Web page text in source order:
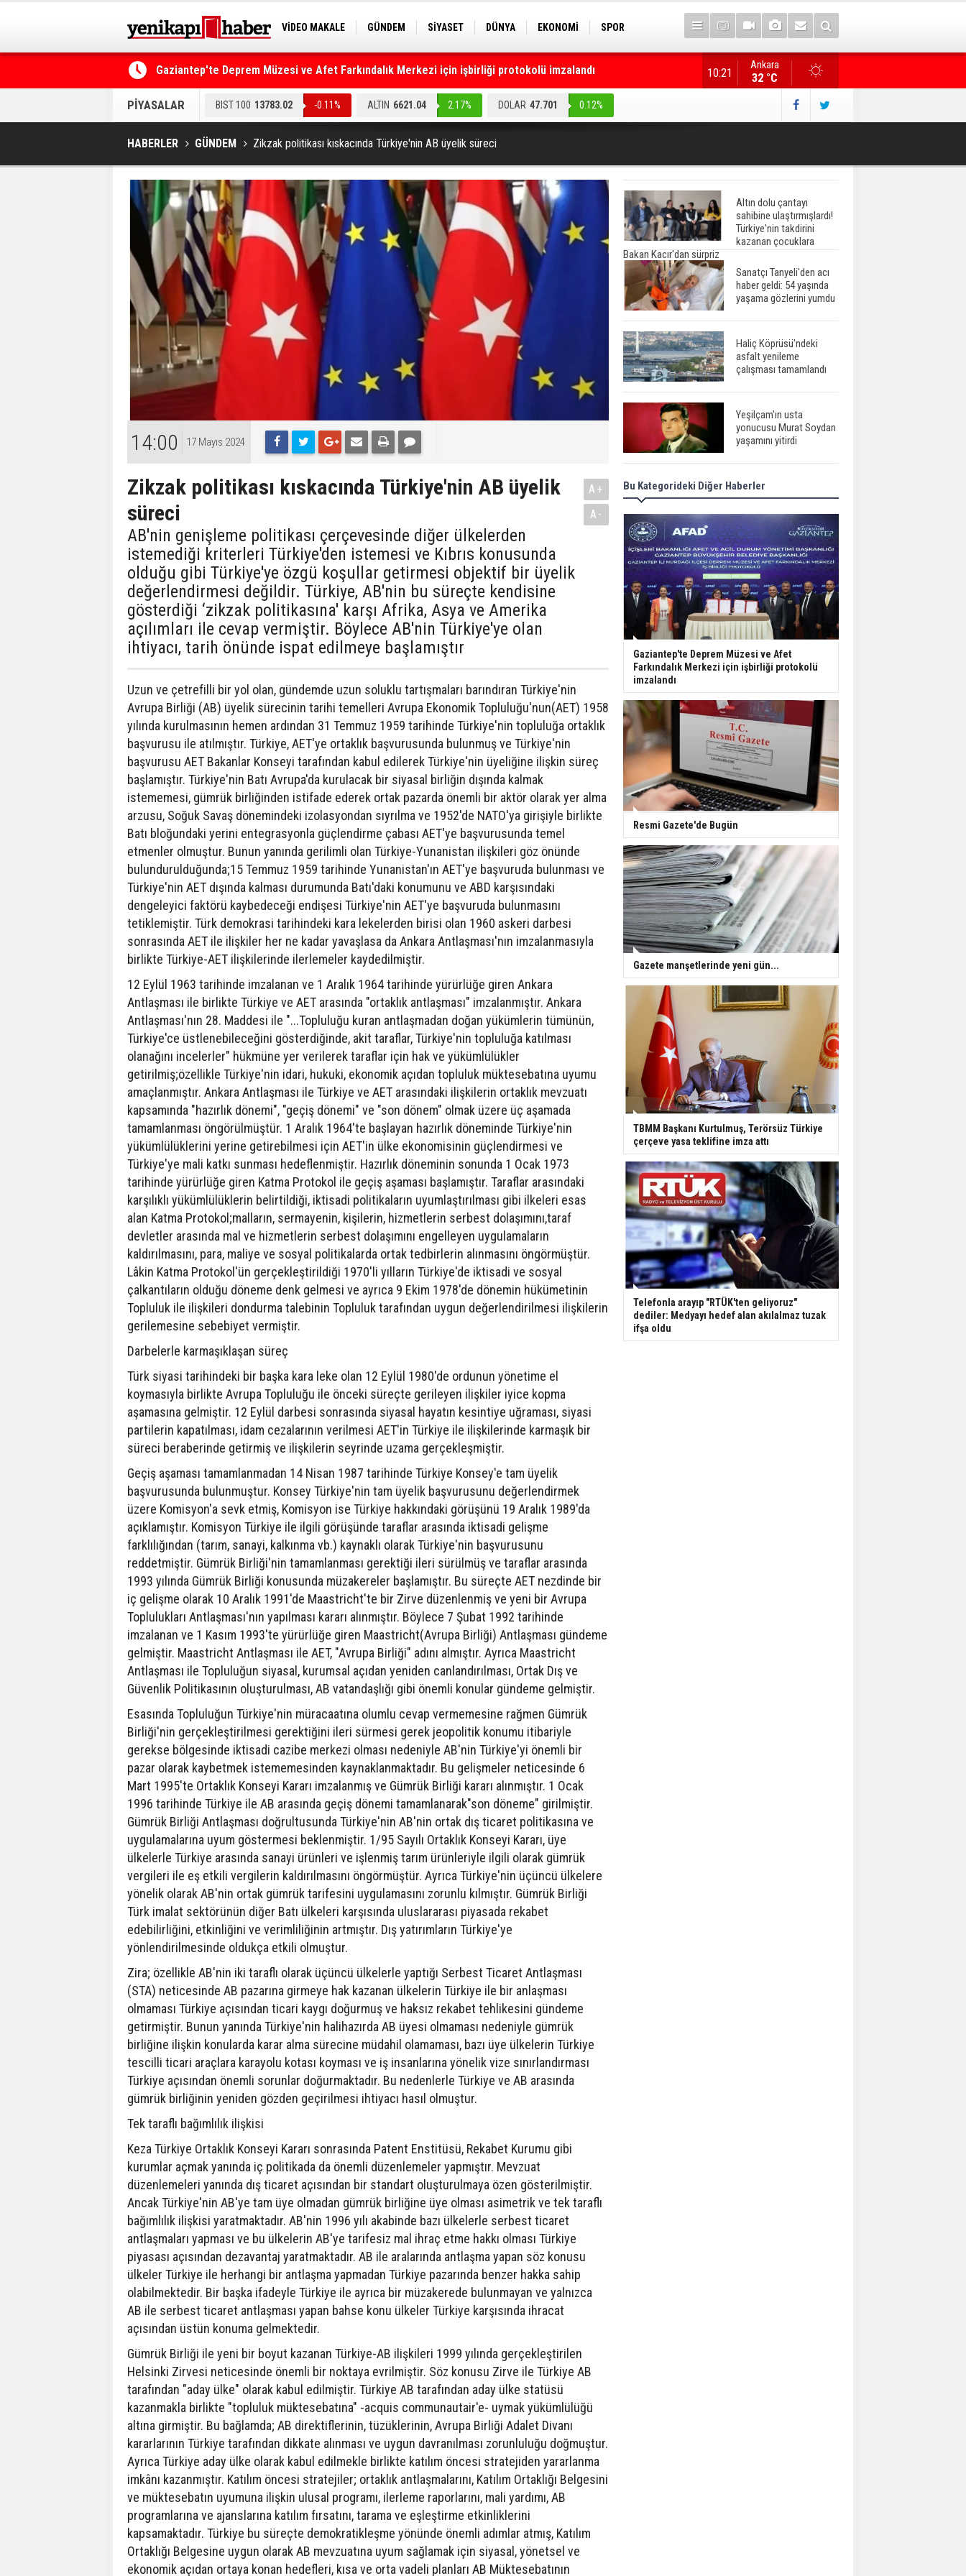
VİDEO MAKALE GÜNDEM SİYASET DÜNYA EKONOMİ
SPOR
Resmi Gazete'de Bugün
Gazete manşetlerinde yeni gün...
Ankara
32 °C
10:21
PİYASALAR BIST 100 13783.02 -0.11% ALTIN 6621.04 2.17% DOLAR 47.701 0.12%
HABERLER GÜNDEM Zikzak politikası kıskacında Türkiye'nin AB üyelik süreci
14:00 17 Mayıs 2024
Zikzak politikası kıskacında Türkiye'nin AB üyelik
süreci
AB'nin genişleme politikası çerçevesinde diğer ülkelerden
istemediği kriterleri Türkiye'den istemesi ve Kıbrıs konusunda
olduğu gibi Türkiye'ye özgü koşullar getirmesi objektif bir üyelik
değerlendirmesi değildir. Türkiye, AB'nin bu süreçte kendisine
gösterdiği ‘zikzak politikasına' karşı Afrika, Asya ve Amerika
açılımları ile cevap vermiştir. Böylece AB'nin Türkiye'ye olan
ihtiyacı, tarih önünde ispat edilmeye başlamıştır
A+
A-
Uzun ve çetrefilli bir yol olan, gündemde uzun soluklu tartışmaları barındıran Türkiye'nin
Avrupa Birliği (AB) üyelik sürecinin tarihi temelleri Avrupa Ekonomik Topluluğu'nun(AET) 1958
yılında kurulmasının hemen ardından 31 Temmuz 1959 tarihinde Türkiye'nin topluluğa ortaklık
başvurusu ile atılmıştır. Türkiye, AET'ye ortaklık başvurusunda bulunmuş ve Türkiye'nin
başvurusu AET Bakanlar Konseyi tarafından kabul edilerek Türkiye'nin üyeliğine ilişkin süreç
başlamıştır. Türkiye'nin Batı Avrupa'da kurulacak bir siyasal birliğin dışında kalmak
istememesi, gümrük birliğinden istifade ederek ortak pazarda önemli bir aktör olarak yer alma
arzusu, Soğuk Savaş dönemindeki izolasyondan sıyrılma ve 1952'de NATO'ya girişiyle birlikte
Batı bloğundaki yerini entegrasyonla güçlendirme çabası AET'ye başvurusunda temel
etmenler olmuştur. Bunun yanında gerilimli olan Türkiye-Yunanistan ilişkileri göz önünde
bulundurulduğunda;15 Temmuz 1959 tarihinde Yunanistan'ın AET'ye başvuruda bulunması ve
Türkiye'nin AET dışında kalması durumunda Batı'daki konumunu ve ABD karşısındaki
dengeleyici faktörü kaybedeceği endişesi Türkiye'nin AET'ye başvuruda bulunmasını
tetiklemiştir. Türk demokrasi tarihindeki kara lekelerden birisi olan 1960 askeri darbesi
sonrasında AET ile ilişkiler her ne kadar yavaşlasa da Ankara Antlaşması'nın imzalanmasıyla
birlikte Türkiye-AET ilişkilerinde ilerlemeler kaydedilmiştir.
12 Eylül 1963 tarihinde imzalanan ve 1 Aralık 1964 tarihinde yürürlüğe giren Ankara
Antlaşması ile birlikte Türkiye ve AET arasında "ortaklık antlaşması" imzalanmıştır. Ankara
Antlaşması'nın 28. Maddesi ile "...Topluluğu kuran antlaşmadan doğan yükümlerin tümünün,
Türkiye'ce üstlenebileceğini gösterdiğinde, akit taraflar, Türkiye'nin topluluğa katılması
olanağını incelerler" hükmüne yer verilerek taraflar için hak ve yükümlülükler
getirilmiş;özellikle Türkiye'nin idari, hukuki, ekonomik açıdan topluluk müktesebatına uyumu
amaçlanmıştır. Ankara Antlaşması ile Türkiye ve AET arasındaki ilişkilerin ortaklık mevzuatı
kapsamında "hazırlık dönemi", "geçiş dönemi" ve "son dönem" olmak üzere üç aşamada
tamamlanması öngörülmüştür. 1 Aralık 1964'te başlayan hazırlık döneminde Türkiye'nin
yükümlülüklerini yerine getirebilmesi için AET'in ülke ekonomisinin güçlendirmesi ve
Türkiye'ye mali katkı sunması hedeflenmiştir. Hazırlık döneminin sonunda 1 Ocak 1973
tarihinde yürürlüğe giren Katma Protokol ile geçiş aşaması başlamıştır. Taraflar arasındaki
karşılıklı yükümlülüklerin belirtildiği, iktisadi politikaların uyumlaştırılması gibi ilkeleri esas
alan Katma Protokol;malların, sermayenin, kişilerin, hizmetlerin serbest dolaşımını,taraf
devletler arasında mal ve hizmetlerin serbest dolaşımını engelleyen uygulamaların
kaldırılmasını, para, maliye ve sosyal politikalarda ortak tedbirlerin alınmasını öngörmüştür.
Lâkin Katma Protokol'ün gerçekleştirildiği 1970'li yılların Türkiye'de iktisadi ve sosyal
çalkantıların olduğu döneme denk gelmesi ve ayrıca 9 Ekim 1978'de dönemin hükümetinin
Topluluk ile ilişkileri dondurma talebinin Topluluk tarafından uygun değerlendirilmesi ilişkilerin
gerilemesine sebebiyet vermiştir.
Darbelerle karmaşıklaşan süreç
Türk siyasi tarihindeki bir başka kara leke olan 12 Eylül 1980'de ordunun yönetime el
koymasıyla birlikte Avrupa Topluluğu ile önceki süreçte gerileyen ilişkiler iyice kopma
aşamasına gelmiştir. 12 Eylül darbesi sonrasında siyasal hayatın kesintiye uğraması, siyasi
partilerin kapatılması, idam cezalarının verilmesi AET'in Türkiye ile ilişkilerinde karmaşık bir
süreci beraberinde getirmiş ve ilişkilerin seyrinde uzama gerçekleşmiştir.
Geçiş aşaması tamamlanmadan 14 Nisan 1987 tarihinde Türkiye Konsey'e tam üyelik
başvurusunda bulunmuştur. Konsey Türkiye'nin tam üyelik başvurusunu değerlendirmek
üzere Komisyon'a sevk etmiş, Komisyon ise Türkiye hakkındaki görüşünü 19 Aralık 1989'da
açıklamıştır. Komisyon Türkiye ile ilgili görüşünde taraflar arasında iktisadi gelişme
farklılığından (tarım, sanayi, kalkınma vb.) kaynaklı olarak Türkiye'nin başvurusunu
reddetmiştir. Gümrük Birliği'nin tamamlanması gerektiği ileri sürülmüş ve taraflar arasında
1993 yılında Gümrük Birliği konusunda müzakereler başlamıştır. Bu süreçte AET nezdinde bir
iç gelişme olarak 10 Aralık 1991'de Maastricht'te bir Zirve düzenlenmiş ve yeni bir Avrupa
Toplulukları Antlaşması'nın yapılması kararı alınmıştır. Böylece 7 Şubat 1992 tarihinde
imzalanan ve 1 Kasım 1993'te yürürlüğe giren Maastricht(Avrupa Birliği) Antlaşması gündeme
gelmiştir. Maastricht Antlaşması ile AET, "Avrupa Birliği" adını almıştır. Ayrıca Maastricht
Antlaşması ile Topluluğun siyasal, kurumsal açıdan yeniden canlandırılması, Ortak Dış ve
Güvenlik Politikasının oluşturulması, AB vatandaşlığı gibi önemli konular gündeme gelmiştir.
Esasında Topluluğun Türkiye'nin müracaatına olumlu cevap vermemesine rağmen Gümrük
Birliği'nin gerçekleştirilmesi gerektiğini ileri sürmesi gerek jeopolitik konumu itibariyle
gerekse bölgesinde iktisadi cazibe merkezi olması nedeniyle AB'nin Türkiye'yi önemli bir
pazar olarak kaybetmek istememesinden kaynaklanmaktadır. Bu gelişmeler neticesinde 6
Mart 1995'te Ortaklık Konseyi Kararı imzalanmış ve Gümrük Birliği kararı alınmıştır. 1 Ocak
1996 tarihinde Türkiye ile AB arasında geçiş dönemi tamamlanarak"son döneme" girilmiştir.
Gümrük Birliği Antlaşması doğrultusunda Türkiye'nin AB'nin ortak dış ticaret politikasına ve
uygulamalarına uyum göstermesi beklenmiştir. 1/95 Sayılı Ortaklık Konseyi Kararı, üye
ülkelerle Türkiye arasında sanayi ürünleri ve işlenmiş tarım ürünleriyle ilgili olarak gümrük
vergileri ile eş etkili vergilerin kaldırılmasını öngörmüştür. Ayrıca Türkiye'nin üçüncü ülkelere
yönelik olarak AB'nin ortak gümrük tarifesini uygulamasını zorunlu kılmıştır. Gümrük Birliği
Türk imalat sektörünün diğer Batı ülkeleri karşısında uluslararası piyasada rekabet
edebilirliğini, etkinliğini ve verimliliğinin artmıştır. Dış yatırımların Türkiye'ye
yönlendirilmesinde oldukça etkili olmuştur.
Zira; özellikle AB'nin iki taraflı olarak üçüncü ülkelerle yaptığı Serbest Ticaret Antlaşması
(STA) neticesinde AB pazarına girmeye hak kazanan ülkelerin Türkiye ile bir anlaşması
olmaması Türkiye açısından ticari kaygı doğurmuş ve haksız rekabet tehlikesini gündeme
getirmiştir. Bunun yanında Türkiye'nin halihazırda AB üyesi olmaması nedeniyle gümrük
birliğine ilişkin konularda karar alma sürecine müdahil olamaması, bazı üye ülkelerin Türkiye
tescilli ticari araçlara karayolu kotası koyması ve iş insanlarına yönelik vize sınırlandırması
Türkiye açısından önemli sorunlar doğurmaktadır. Bu nedenlerle Türkiye ve AB arasında
gümrük birliğinin yeniden gözden geçirilmesi ihtiyacı hasıl olmuştur.
Tek taraflı bağımlılık ilişkisi
Keza Türkiye Ortaklık Konseyi Kararı sonrasında Patent Enstitüsü, Rekabet Kurumu gibi
kurumlar açmak yanında iç politikada da önemli düzenlemeler yapmıştır. Mevzuat
düzenlemeleri yanında dış ticaret açısından bir standart oluşturulmaya özen gösterilmiştir.
Ancak Türkiye'nin AB'ye tam üye olmadan gümrük birliğine üye olması asimetrik ve tek taraflı
bağımlılık ilişkisi yaratmaktadır. AB'nin 1996 yılı akabinde bazı ülkelerle serbest ticaret
antlaşmaları yapması ve bu ülkelerin AB'ye tarifesiz mal ihraç etme hakkı olması Türkiye
piyasası açısından dezavantaj yaratmaktadır. AB ile aralarında antlaşma yapan söz konusu
ülkeler Türkiye ile herhangi bir antlaşma yapmadan Türkiye pazarında benzer hakka sahip
olabilmektedir. Bir başka ifadeyle Türkiye ile ayrıca bir müzakerede bulunmayan ve yalnızca
AB ile serbest ticaret antlaşması yapan bahse konu ülkeler Türkiye karşısında ihracat
açısından üstün konuma gelmektedir.
Gümrük Birliği ile yeni bir boyut kazanan Türkiye-AB ilişkileri 1999 yılında gerçekleştirilen
Helsinki Zirvesi neticesinde önemli bir noktaya evrilmiştir. Söz konusu Zirve ile Türkiye AB
tarafından "aday ülke" olarak kabul edilmiştir. Türkiye AB tarafından aday ülke statüsü
kazanmakla birlikte "topluluk müktesebatına" -acquis communautair'e- uymak yükümlülüğü
altına girmiştir. Bu bağlamda; AB direktiflerinin, tüzüklerinin, Avrupa Birliği Adalet Divanı
kararlarının Türkiye tarafından dikkate alınması ve uygun davranılması zorunluluğu doğmuştur.
Ayrıca Türkiye aday ülke olarak kabul edilmekle birlikte katılım öncesi stratejiden yararlanma
imkânı kazanmıştır. Katılım öncesi stratejiler; ortaklık antlaşmalarını, Katılım Ortaklığı Belgesini
ve müktesebatın uyumuna ilişkin ulusal programı, ilerleme raporlarını, mali yardımı, AB
programlarına ve ajanslarına katılım fırsatını, tarama ve eşleştirme etkinliklerini
kapsamaktadır. Türkiye bu süreçte demokratikleşme yönünde önemli adımlar atmış, Katılım
Ortaklığı Belgesine uygun olarak AB mevzuatına uyum sağlamak için siyasal, yönetsel ve
ekonomik açıdan ortaya konan hedefleri, kısa ve orta vadeli planları AB Müktesebatının
Altın dolu çantayı
sahibine ulaştırmışlardı!
Türkiye'nin takdirini
kazanan çocuklara
Bakan Kacır'dan sürpriz
Sanatçı Tanyeli'den acı
haber geldi: 54 yaşında
yaşama gözlerini yumdu
Haliç Köprüsü'ndeki
asfalt yenileme
çalışması tamamlandı
Yeşilçam'ın usta
yonucusu Murat Soydan
yaşamını yitirdi
Meral Akşener ile
Müsavat Dervişoğlu
cenazede görüntülendi
29 Mayıs okullar tatil mi?
Bilim kurgu
gerçekleşiyor...
Dondurulmuş insanları
hayata döndürecek keşif
Ünlü türkücü Mahmut
Tuncer estetik
operasyon geçirdi: Son
hali gündem oldu
Yerli turist 229,7 milyar
lira seyahat harcaması
yaptı
Gazze'deki Sağlık
Bakanlığı duyurdu:
Vahşetin pençesinde 2
salgın vaka tespit edildi
Bu Kategorideki Diğer Haberler
Gaziantep'te Deprem Müzesi ve Afet
Farkındalık Merkezi için işbirliği protokolü
imzalandı
Resmi Gazete'de Bugün
Gazete manşetlerinde yeni gün...
TBMM Başkanı Kurtulmuş, Terörsüz Türkiye
çerçeve yasa teklifine imza attı
Telefonla arayıp "RTÜK'ten geliyoruz"
dediler: Medyayı hedef alan akılalmaz tuzak
ifşa oldu